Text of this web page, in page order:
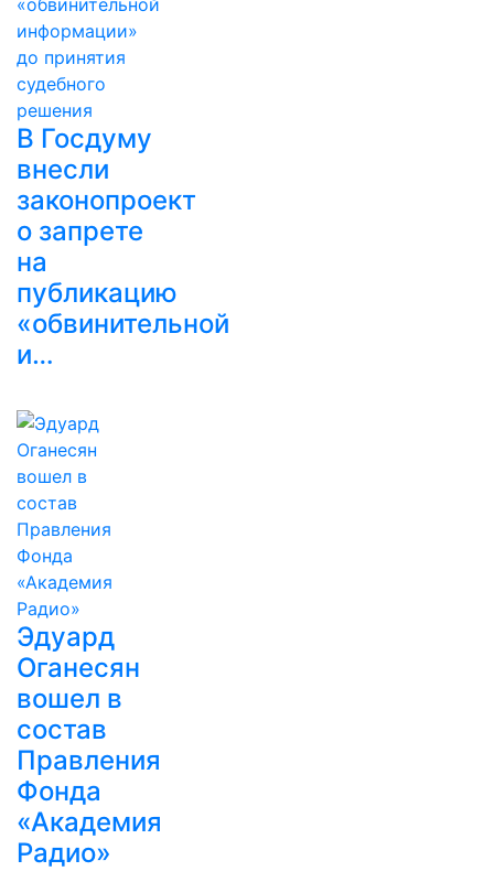
В Госдуму
внесли
законопроект
о запрете
на
публикацию
«обвинительной
и…
Эдуард
Оганесян
вошел в
состав
Правления
Фонда
«Академия
Радио»